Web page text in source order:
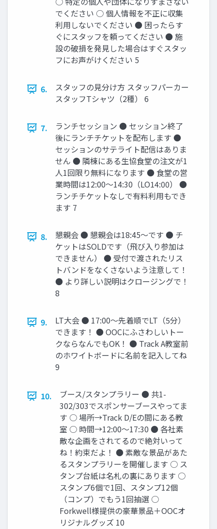
でください ○ 個人情報を不正に収集
利用しないでください ● 困ったらす
ぐにスタッフを頼ってください ● 施
設の破損を発見した場合はすぐスタッ
フにお声がけください 5
6.
スタッフの見分け方 スタッフパーカー
スタッフTシャツ（2種） 6
7.
ランチセッション ● セッション終了
後にランチチケットを配布します ●
セッションのサテライト配信はありま
せん ● 隣棟にある生協食堂の注文が1
人1回限り無料になります ● 食堂の営
業時間は12:00〜14:30（LO14:00） ●
ランチチケットなしで有料利用もでき
ます 7
8.
懇親会 ● 懇親会は18:45〜です ● チ
ケットはSOLDです（飛び入り参加は
できません） ● 受付で渡されたリス
トバンドをなくさないよう注意して！
● より詳しい説明はクロージングで！
8
9.
LT大会 ● 17:00〜先着順でLT（5分）
できます！ ● OOCにふさわしいトー
クならなんでもOK！ ● Track A教室前
のホワイトボードに名前を記入してね
9
10.
ブース/スタンプラリー ● 共1-
302/303でスポンサーブースやってま
す ○ 場所→Track D/Eの間にある教
室 ○ 時間→12:00〜17:30 ● 各社素
敵な企画をされてるので絶対いって
ね！約束だよ！ ● 素敵な景品があた
るスタンプラリーを開催します ○ ス
タンプ台紙は名札の裏にあります ○
スタンプ6個で1回、スタンプ12個
（コンプ）でもう1回抽選 ○
Forkwell様提供の豪華景品＋OOCオ
リジナルグッズ 10